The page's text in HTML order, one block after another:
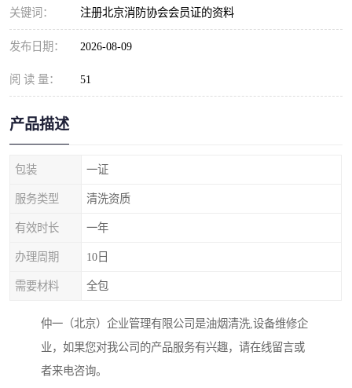
关键词： 注册北京消防协会会员证的资料
发布日期： 2026-08-09
阅 读 量： 51
产品描述
包装 一证
服务类型 清洗资质
有效时长 一年
办理周期 10日
需要材料 全包
仲一（北京）企业管理有限公司是油烟清洗,设备维修企
业，如果您对我公司的产品服务有兴趣，请在线留言或
者来电咨询。